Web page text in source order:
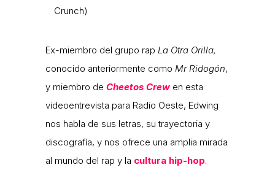
Crunch)
Ex-miembro del grupo rap La Otra Orilla,
conocido anteriormente como Mr Ridogón,
y miembro de Cheetos Crew en esta
videoentrevista para Radio Oeste, Edwing
nos habla de sus letras, su trayectoria y
discografía, y nos ofrece una amplia mirada
al mundo del rap y la cultura hip-hop.